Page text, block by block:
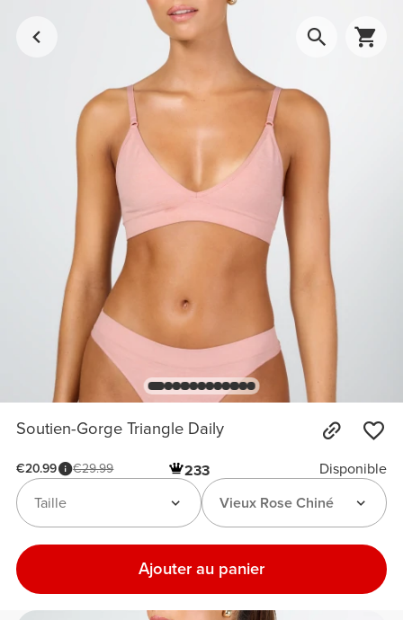
Soutien-Gorge Triangle Daily
€20.99 €29.99 233
Disponible
Vieux Rose Chiné
Taille
Ajouter au panier